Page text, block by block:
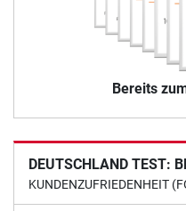
Bereits
DEUTSCHLAND TEST:
KUNDENZUFRIEDENHEIT